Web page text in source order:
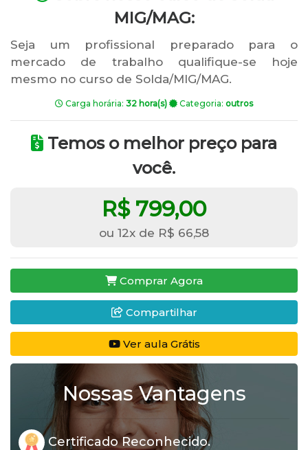
MIG/MAG:
Seja um profissional preparado para o
mercado de trabalho qualifique-se hoje
mesmo no curso de Solda/MIG/MAG.
Carga horária: 32 hora(s) Categoria: outros
Temos o melhor preço para
você.
R$ 799,00
ou 12x de R$ 66,58
Comprar Agora
Compartilhar
Ver aula Grátis
Nossas Vantagens
Certificado Reconhecido.